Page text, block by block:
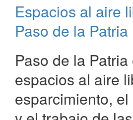
Paso
de
la
Espacios al aire
Paso de la Patria
Paso de la
espacios al aire
esparcimiento,